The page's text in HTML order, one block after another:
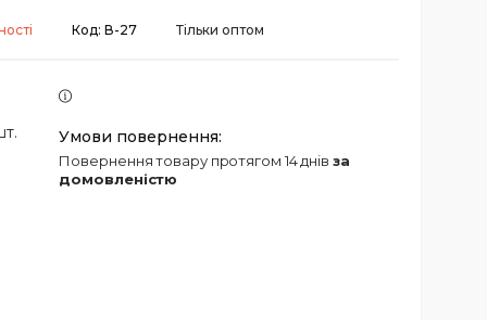
Тільки оптом
Код: В-27
повернення товару протягом 14 днів за
домовленістю